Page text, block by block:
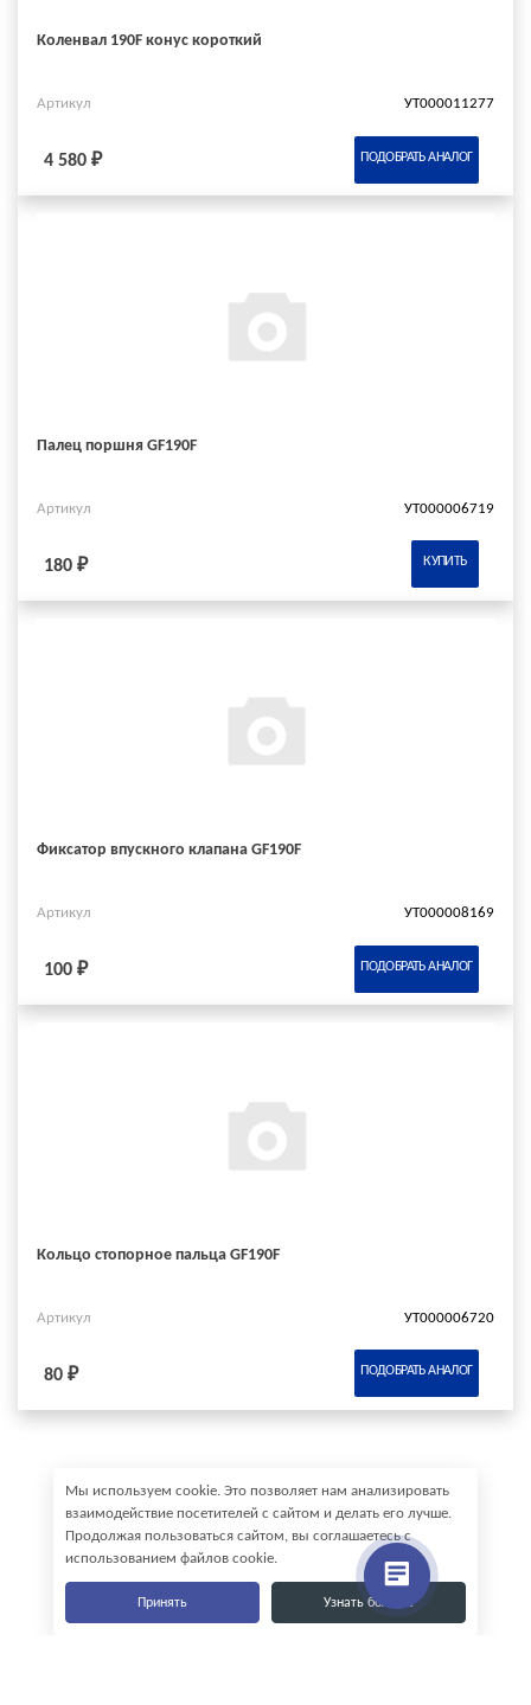
Коленвал 190F конус короткий
Артикул УТ000011277
4 580 ₽ ПОДОБРАТЬ АНАЛОГ
Палец поршня GF190F
Артикул УТ000006719
180 ₽ КУПИТЬ
Фиксатор впускного клапана GF190F
Артикул УТ000008169
100 ₽ ПОДОБРАТЬ АНАЛОГ
Кольцо стопорное пальца GF190F
Артикул УТ000006720
80 ₽ ПОДОБРАТЬ АНАЛОГ
Мы используем cookie. Это позволяет нам анализировать
взаимодействие посетителей с сайтом и делать его лучше.
Продолжая пользоваться сайтом, вы соглашаетесь с
использованием файлов cookie.
Принять Узнать больше